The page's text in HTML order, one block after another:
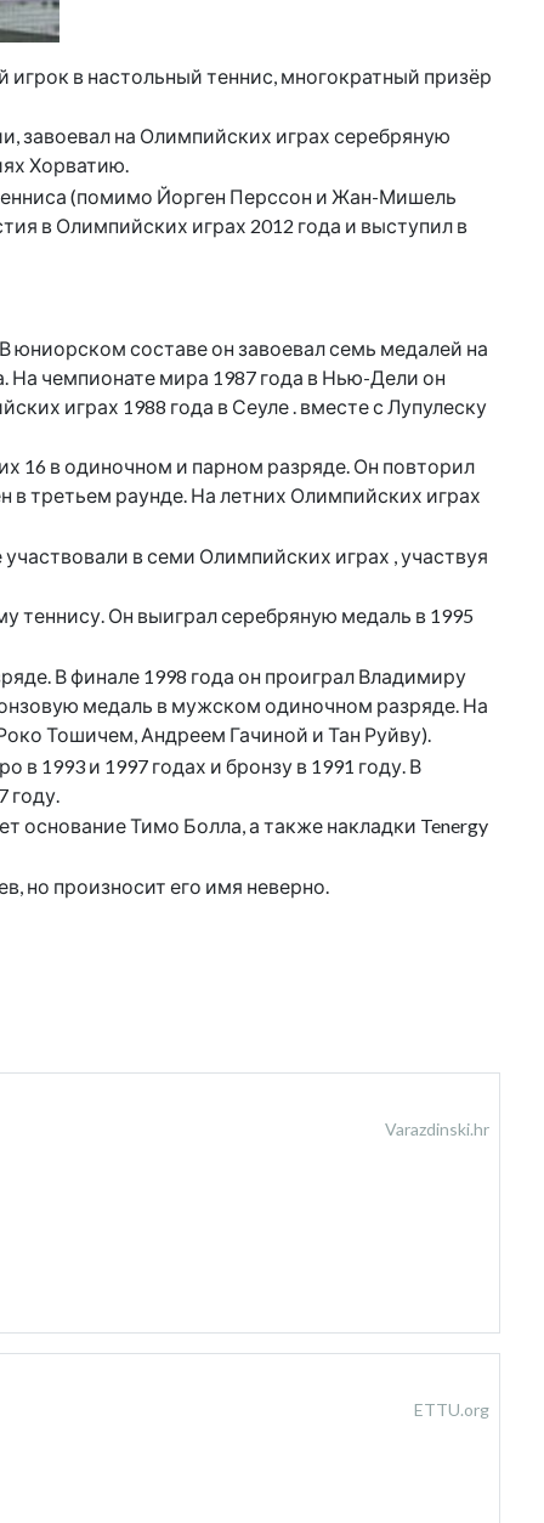
в настольный теннис, многократный призёр
завоевал на Олимпийских играх серебряную
Хорватию.
(помимо Йорген Перссон и Жан-Мишель
в Олимпийских играх 2012 года и выступил в
юниорском составе он завоевал семь медалей на
На чемпионате мира 1987 года в Нью-Дели он
играх 1988 года в Сеуле . вместе с Лупулеску
16 в одиночном и парном разряде. Он повторил
в третьем раунде. На летних Олимпийских играх
в семи Олимпийских играх , участвуя
теннису. Он выиграл серебряную медаль в 1995
В финале 1998 года он проиграл Владимиру
медаль в мужском одиночном разряде. На
Тошичем, Андреем Гачиной и Тан Руйву).
1993 и 1997 годах и бронзу в 1991 году. В
году.
основание Тимо Болла, а также накладки Tenergy
но произносит его имя неверно.
Varazdinski.hr
ETTU.org